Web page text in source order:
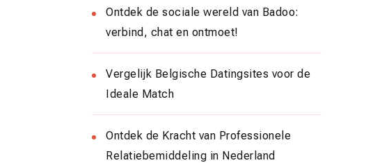
Ontdek de sociale wereld van Badoo:
verbind, chat en ontmoet!
Vergelijk Belgische Datingsites voor de
Ideale Match
Ontdek de Kracht van Professionele
Relatiebemiddeling in Nederland